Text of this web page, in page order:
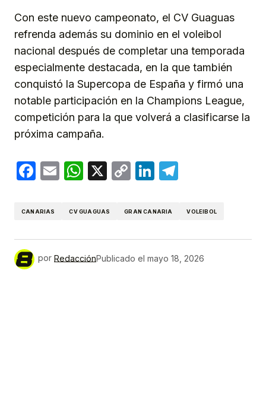
Con este nuevo campeonato, el CV Guaguas
refrenda además su dominio en el voleibol
nacional después de completar una temporada
especialmente destacada, en la que también
conquistó la Supercopa de España y firmó una
notable participación en la Champions League,
competición para la que volverá a clasificarse la
próxima campaña.
Facebook
EmailWhatsApp
X
CopyLinkedIn
CANARIAS CV GUAGUAS GRAN CANARIA VOLEIBOL
por RedacciónPublicado el mayo 18, 2026